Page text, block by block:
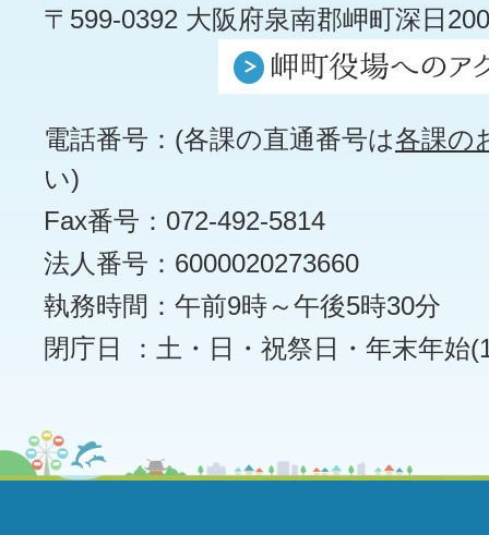
〒599-0392 大阪府泉南郡岬町深日
電話番号：(各課の直通番号は各課の
い)
Fax番号：072-492-5814
法人番号：6000020273660
執務時間：午前9時～午後5時30分
閉庁日 ：土・日・祝祭日・年末年始